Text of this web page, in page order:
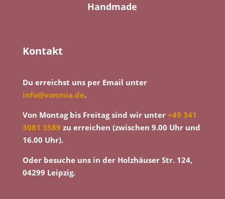
Handmade
Kontakt
Du erreichst uns per Email unter
info@vonmia.de.
Von Montag bis Freitag sind wir unter +49 341
3081 3589 zu erreichen (zwischen 9.00 Uhr und
16.00 Uhr).
Oder besuche uns in der Holzhäuser Str. 124,
04299 Leipzig.